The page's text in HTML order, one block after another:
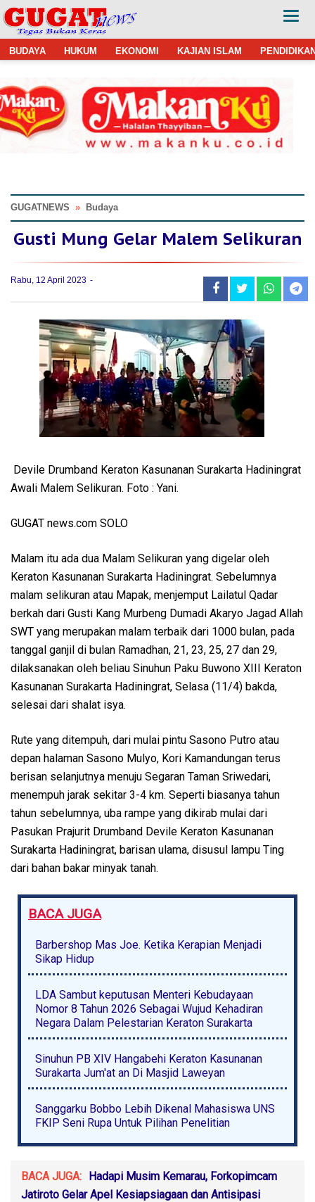
BUDAYA HUKUM EKONOMI KAJIAN ISLAM
GUGATNEWS » Budaya
Gusti Mung Gelar Malem Selikuran
Rabu, 12 April 2023
Devile Drumband Keraton Kasunanan Surakarta Hadiningrat
Awali Malem Selikuran. Foto : Yani.
GUGAT news.com SOLO
Malam itu ada dua Malam Selikuran yang digelar oleh
Keraton Kasunanan Surakarta Hadiningrat. Sebelumnya
malam selikuran atau Mapak, menjemput Lailatul Qadar
berkah dari Gusti Kang Murbeng Dumadi Akaryo Jagad Allah
SWT yang merupakan malam terbaik dari 1000 bulan, pada
tanggal ganjil di bulan Ramadhan, 21, 23, 25, 27 dan 29,
dilaksanakan oleh beliau Sinuhun Paku Buwono XIII Keraton
Kasunanan Surakarta Hadiningrat, Selasa (11/4) bakda,
selesai dari shalat isya.
Rute yang ditempuh, dari mulai pintu Sasono Putro atau
depan halaman Sasono Mulyo, Kori Kamandungan terus
berisan selanjutnya menuju Segaran Taman Sriwedari,
menempuh jarak sekitar 3-4 km. Seperti biasanya tahun
tahun sebelumnya, uba rampe yang dikirab mulai dari
Pasukan Prajurit Drumband Devile Keraton Kasunanan
Surakarta Hadiningrat, barisan ulama, disusul lampu Ting
dari bahan bakar minyak tanah.
BACA JUGA
Barbershop Mas Joe. Ketika Kerapian Menjadi
Sikap Hidup
LDA Sambut keputusan Menteri Kebudayaan
Nomor 8 Tahun 2026 Sebagai Wujud Kehadiran
Negara Dalam Pelestarian Keraton Surakarta
Sinuhun PB XIV Hangabehi Keraton Kasunanan
Surakarta Jum'at an Di Masjid Laweyan
Sanggarku Bobbo Lebih Dikenal Mahasiswa UNS
FKIP Seni Rupa Untuk Pilihan Penelitian
BACA JUGA: Hadapi Musim Kemarau, Forkopimcam
Jatiroto Gelar Apel Kesiapsiagaan dan Antisipasi